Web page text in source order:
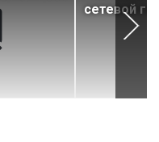
сетевой